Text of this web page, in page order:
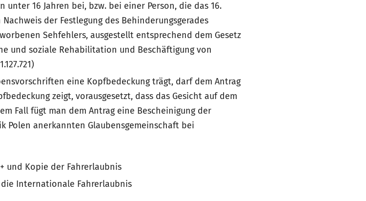
unter 16 Jahren bei, bzw. bei einer Person, die das 16.
der Festlegung des Behinderungsgerades
Sehfehlers, ausgestellt entsprechend dem Gesetz
und soziale Rehabilitation und Beschäftigung von
eine Kopfbedeckung trägt, darf dem Antrag
zeigt, vorausgesetzt, dass das Gesicht auf dem
Fall fügt man dem Antrag eine Bescheinigung der
Polen anerkannten Glaubensgemeinschaft bei
und Kopie der Fahrerlaubnis
Internationale Fahrerlaubnis